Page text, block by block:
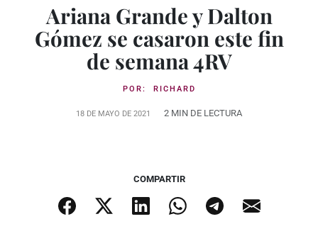
Ariana Grande y Dalton
Gómez se casaron este fin
de semana 4RV
POR: RICHARD
18 DE MAYO DE 2021 2 MIN DE LECTURA
COMPARTIR